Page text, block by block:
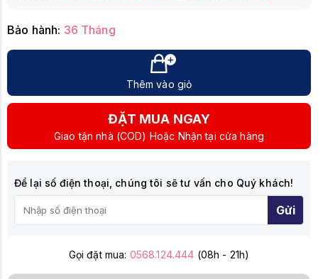
Bảo hành: 36 Tháng
Thêm vào giỏ
ĐẶT MUA NGAY
Giao tận nhà (COD) Hoặc Nhận tại cửa hàng
Để lại số điện thoại, chúng tôi sẽ tư vấn cho Quý khách!
Gửi
Gọi đặt mua: 0568.124.444 (08h - 21h)